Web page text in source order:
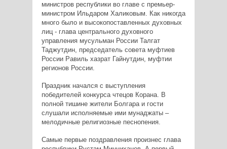
министров республики во главе с премьер-
министром Ильдаром Халиковым. Как никогда
много было и высокопоставленных духовных
лиц - глава центрального духовного
управления мусульман России Талгат
Таджутдин, председатель совета муфтиев
России Равиль хазрат Гайнутдин, муфтии
регионов России.
Праздник начался с выступления
победителей конкурса чтецов Корана. В
полной тишине жители Болгара и гости
слушали исполняемые ими мунаджаты –
мелодичные религиозные песнопения.
Самые первые поздравления произнес глава